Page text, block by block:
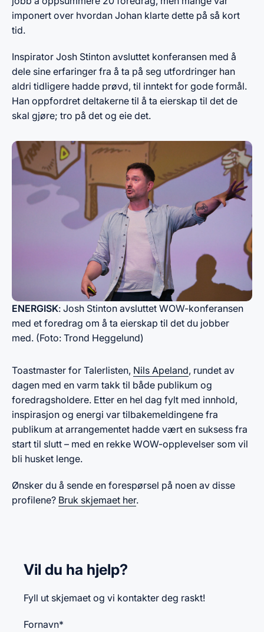
imponert over hvordan Johan klarte dette på så kort
tid.
Inspirator Josh Stinton avsluttet konferansen med å
dele sine erfaringer fra å ta på seg utfordringer han
aldri tidligere hadde prøvd, til inntekt for gode formål.
Han oppfordret deltakerne til å ta eierskap til det de
skal gjøre; tro på det og eie det.
ENERGISK: Josh Stinton avsluttet WOW-konferansen
med et foredrag om å ta eierskap til det du jobber
med. (Foto: Trond Heggelund)
Toastmaster for Talerlisten, Nils Apeland, rundet av
dagen med en varm takk til både publikum og
foredragsholdere. Etter en hel dag fylt med innhold,
inspirasjon og energi var tilbakemeldingene fra
publikum at arrangementet hadde vært en suksess fra
start til slutt – med en rekke WOW-opplevelser som vil
bli husket lenge.
Ønsker du å sende en forespørsel på noen av disse
profilene? Bruk skjemaet her.
Vil du ha hjelp?
Fyll ut skjemaet og vi kontakter deg raskt!
Fornavn*